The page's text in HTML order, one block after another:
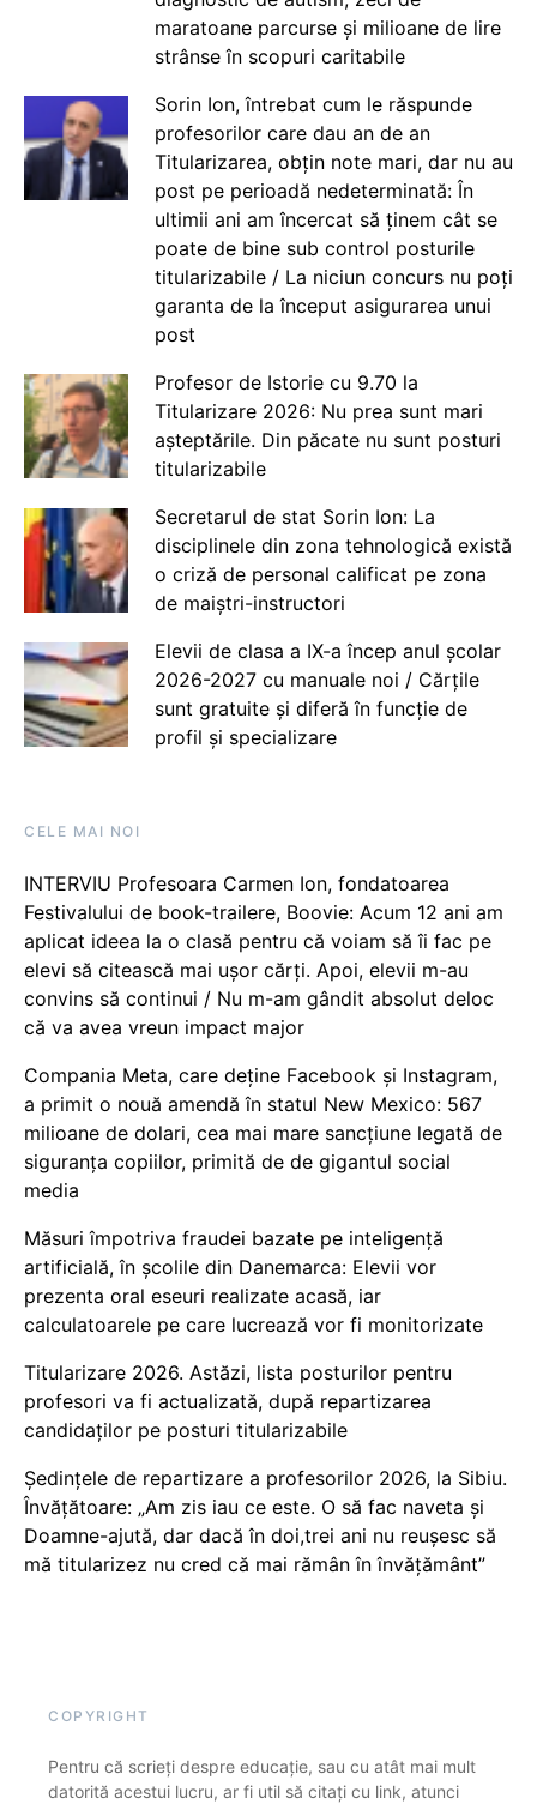
maratoane parcurse și milioane de lire
strânse în scopuri caritabile
Sorin Ion, întrebat cum le răspunde
profesorilor care dau an de an
Titularizarea, obțin note mari, dar nu au
post pe perioadă nedeterminată: În
ultimii ani am încercat să ținem cât se
poate de bine sub control posturile
titularizabile / La niciun concurs nu poți
garanta de la început asigurarea unui
post
Profesor de Istorie cu 9.70 la
Titularizare 2026: Nu prea sunt mari
așteptările. Din păcate nu sunt posturi
titularizabile
Secretarul de stat Sorin Ion: La
disciplinele din zona tehnologică există
o criză de personal calificat pe zona
de maiștri-instructori
Elevii de clasa a IX-a încep anul școlar
2026-2027 cu manuale noi / Cărțile
sunt gratuite și diferă în funcție de
profil și specializare
CELE MAI NOI
INTERVIU Profesoara Carmen Ion, fondatoarea
Festivalului de book-trailere, Boovie: Acum 12 ani am
aplicat ideea la o clasă pentru că voiam să îi fac pe
elevi să citească mai ușor cărți. Apoi, elevii m-au
convins să continui / Nu m-am gândit absolut deloc
că va avea vreun impact major
Compania Meta, care deține Facebook și Instagram,
a primit o nouă amendă în statul New Mexico: 567
milioane de dolari, cea mai mare sancțiune legată de
siguranța copiilor, primită de de gigantul social
media
Măsuri împotriva fraudei bazate pe inteligență
artificială, în școlile din Danemarca: Elevii vor
prezenta oral eseuri realizate acasă, iar
calculatoarele pe care lucrează vor fi monitorizate
Titularizare 2026. Astăzi, lista posturilor pentru
profesori va fi actualizată, după repartizarea
candidaților pe posturi titularizabile
Ședințele de repartizare a profesorilor 2026, la Sibiu.
Învățătoare: „Am zis iau ce este. O să fac naveta și
Doamne-ajută, dar dacă în doi,trei ani nu reușesc să
mă titularizez nu cred că mai rămân în învățământ”
COPYRIGHT
Pentru că scrieți despre educație, sau cu atât mai mult
datorită acestui lucru, ar fi util să citați cu link, atunci